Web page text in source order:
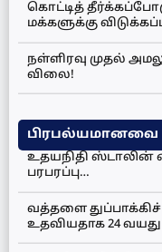
கொட்டித்
மக்களுக்கு
நள்ளிரவு முதல்
விலை!
பிரபல்யமானவை
உதயநிதி ஸ்டாலின்
பரபரப்பு…
வத்தளை துப்பாக்கிச்
உதவியதாக 24